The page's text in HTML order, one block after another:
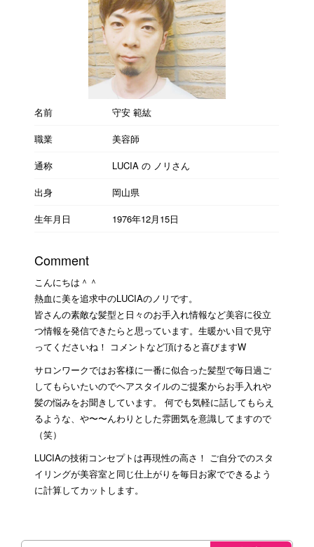
名前
守安 範紘
職業
美容師
通称
LUCIA の ノリさん
出身
岡山県
生年月日
1976年12月15日
Comment
こんにちは＾＾
熱血に美を追求中のLUCIAのノリです。
皆さんの素敵な髪型と日々のお手入れ情報など美容に役立
つ情報を発信できたらと思っています。生暖かい目で見守
ってくださいね！ コメントなど頂けると喜びますW
サロンワークではお客様に一番に似合った髪型で毎日過ご
してもらいたいのでヘアスタイルのご提案からお手入れや
髪の悩みをお聞きしています。 何でも気軽に話してもらえ
るような、や〜〜んわりとした雰囲気を意識してますので
（笑）
LUCIAの技術コンセプトは再現性の高さ！ ご自分でのスタ
イリングが美容室と同じ仕上がりを毎日お家でできるよう
に計算してカットします。